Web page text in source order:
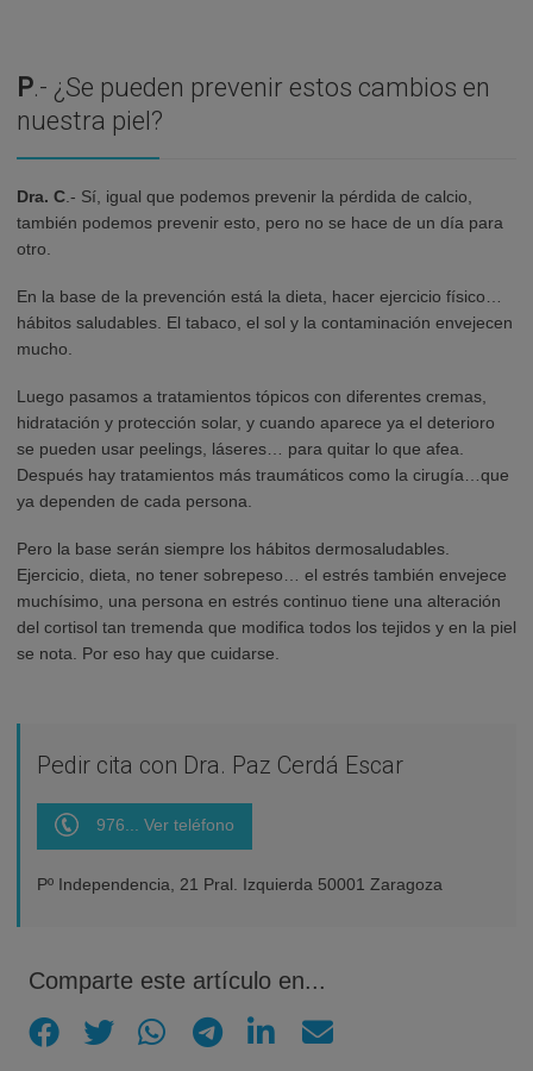
P.- ¿Se pueden prevenir estos cambios en
nuestra piel?
Dra. C .- Sí, igual que podemos prevenir la pérdida de calcio,
también podemos prevenir esto, pero no se hace de un día para
otro.
En la base de la prevención está la dieta, hacer ejercicio físico…
hábitos saludables. El tabaco, el sol y la contaminación envejecen
mucho.
Luego pasamos a tratamientos tópicos con diferentes cremas,
hidratación y protección solar, y cuando aparece ya el deterioro
se pueden usar peelings, láseres… para quitar lo que afea.
Después hay tratamientos más traumáticos como la cirugía…que
ya dependen de cada persona.
Pero la base serán siempre los hábitos dermosaludables.
Ejercicio, dieta, no tener sobrepeso… el estrés también envejece
muchísimo, una persona en estrés continuo tiene una alteración
del cortisol tan tremenda que modifica todos los tejidos y en la piel
se nota. Por eso hay que cuidarse.
Pedir cita con Dra. Paz Cerdá Escar
976... Ver teléfono
Pº Independencia, 21 Pral. Izquierda 50001 Zaragoza
Comparte este artículo en...